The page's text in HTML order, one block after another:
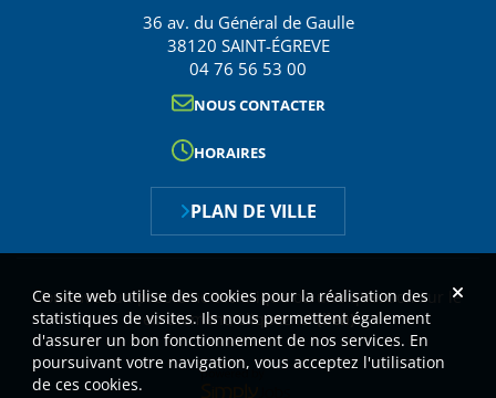
Ce site web utilise des cookies pour la réalisation des
statistiques de visites. Ils nous permettent également
d'assurer un bon fonctionnement de nos services. En
poursuivant votre navigation, vous acceptez l'utilisation
de ces cookies.
36 av. du Général de Gaulle
38120 SAINT-ÉGREVE
04 76 56 53 00
NOUS CONTACTER
HORAIRES
PLAN DE VILLE
Vous avez un problème technique ou une question sur le
recrutement, cliquez ici(lien).